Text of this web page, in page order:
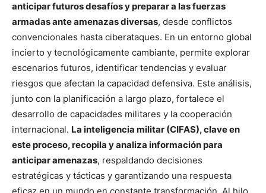
anticipar futuros desafíos y preparar a las fuerzas
armadas ante amenazas diversas, desde conflictos
convencionales hasta ciberataques. En un entorno global
incierto y tecnológicamente cambiante, permite explorar
escenarios futuros, identificar tendencias y evaluar
riesgos que afectan la capacidad defensiva. Este análisis,
junto con la planificación a largo plazo, fortalece el
desarrollo de capacidades militares y la cooperación
internacional. La inteligencia militar (CIFAS), clave en
este proceso, recopila y analiza información para
anticipar amenazas, respaldando decisiones
estratégicas y tácticas y garantizando una respuesta